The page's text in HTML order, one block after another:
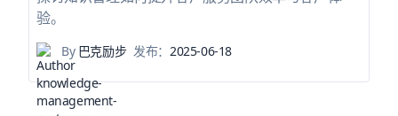
验。
By巴克励步 发布： 2025-06-18